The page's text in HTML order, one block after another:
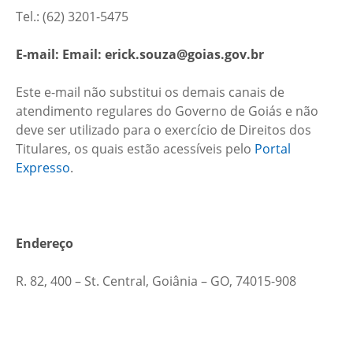
Tel.: (62) 3201-5475
E-mail: Email: erick.souza@goias.gov.br
Este e-mail não substitui os demais canais de
atendimento regulares do Governo de Goiás e não
deve ser utilizado para o exercício de Direitos dos
Titulares, os quais estão acessíveis pelo Portal
Expresso.
Endereço
R. 82, 400 – St. Central, Goiânia – GO, 74015-908